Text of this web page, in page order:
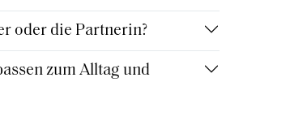
oder die Partnerin?
zum Alltag und